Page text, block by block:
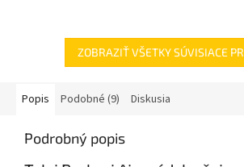
ZOBRAZIŤ VŠETKY SÚVISIACE
Popis Podobné (9) Diskusia
Podrobný popis